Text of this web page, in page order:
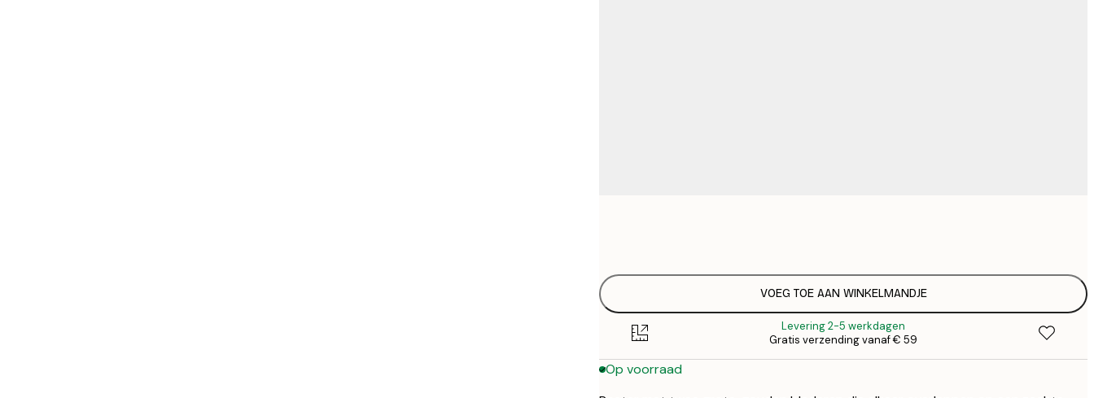
€
€
VOEG TOE AAN WINKELMANDJE
Levering 2-5 werkdagen
Gratis verzending vanaf € 59
Op voorraad